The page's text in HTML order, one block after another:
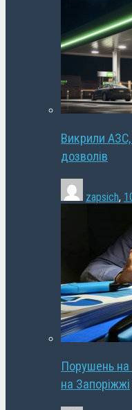
Викрили
дозволів
zapsich,
Порушень на
на Запоріжжі